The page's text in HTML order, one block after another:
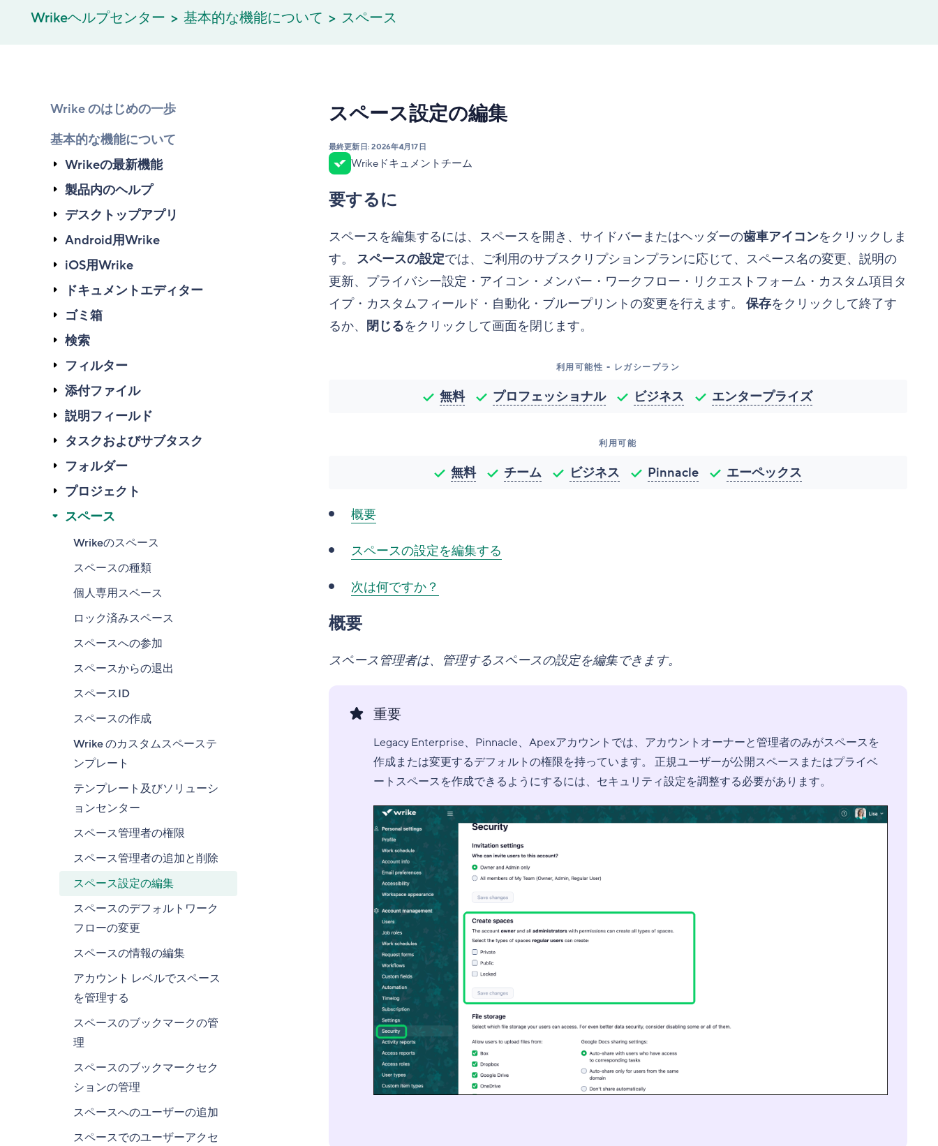
Wrikeヘルプセンター 基本的な機能について スペース
Wrike のはじめの一歩
基本的な機能について
Wrikeの最新機能
製品内のヘルプ
デスクトップアプリ
Android用Wrike
iOS用Wrike
ドキュメントエディター
ゴミ箱
検索
フィルター
添付ファイル
説明フィールド
タスクおよびサブタスク
フォルダー
プロジェクト
スペース
Wrikeのスペース
スペースの種類
個人専用スペース
ロック済みスペース
スペースへの参加
スペースからの退出
スペースID
スペースの作成
Wrike のカスタムスペーステ
ンプレート
テンプレート及びソリューシ
ョンセンター
スペース管理者の権限
スペース管理者の追加と削除
スペース設定の編集
スペースのデフォルトワーク
フローの変更
スペースの情報の編集
アカウント レベルでスペース
を管理する
スペースのブックマークの管
理
スペースのブックマークセク
ションの管理
スペースへのユーザーの追加
スペースでのユーザーアクセ
スペース設定の編集
最終更新日:2026年4月17日
Wrikeドキュメントチーム
要するに
スペースを編集するには、スペースを開き、サイドバーまたはヘッダーの歯車アイコンをクリックしま
す。 スペースの設定では、ご利用のサブスクリプションプランに応じて、スペース名の変更、説明の
更新、プライバシー設定・アイコン・メンバー・ワークフロー・リクエストフォーム・カスタム項目タ
イプ・カスタムフィールド・自動化・ブループリントの変更を行えます。 保存をクリックして終了す
るか、 閉じるをクリックして画面を閉じます。
利用可能性 - レガシープラン
無料 プロフェッショナル ビジネス エンタープライズ
利用可能
無料 チーム ビジネス Pinnacle エーペックス
概要
スペースの設定を編集する
次は何ですか？
概要
スペース管理者は、管理するスペースの設定を編集できます。
重要
Legacy Enterprise、Pinnacle、Apexアカウントでは、アカウントオーナーと管理者のみがスペースを
作成または変更するデフォルトの権限を持っています。 正規ユーザーが公開スペースまたはプライベ
ートスペースを作成できるようにするには、セキュリティ設定を調整する必要があります。